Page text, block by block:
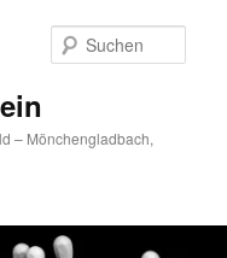
– Mönchengladbach,